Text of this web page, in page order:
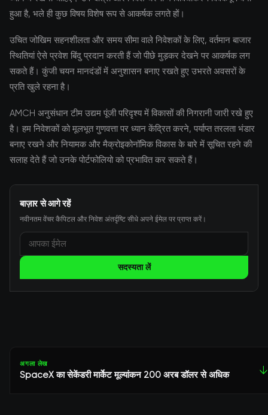
हुआ है, भले ही कुछ विषय विशेष रूप से आकर्षक लगते हों।
उचित जोखिम सहनशीलता और समय सीमा वाले निवेशकों के लिए, वर्तमान बाजार
स्थितियां ऐसे प्रवेश बिंदु प्रदान करती हैं जो पीछे मुड़कर देखने पर आकर्षक लग
सकते हैं। कुंजी चयन मानदंडों में अनुशासन बनाए रखते हुए उभरते अवसरों के
प्रति खुले रहना है।
AMCH अनुसंधान टीम उद्यम पूंजी परिदृश्य में विकासों की निगरानी जारी रखे हुए
है। हम निवेशकों को मूलभूत गुणवत्ता पर ध्यान केंद्रित करने, पर्याप्त तरलता भंडार
बनाए रखने और नियामक और मैक्रोइकोनॉमिक विकास के बारे में सूचित रहने की
सलाह देते हैं जो उनके पोर्टफोलियो को प्रभावित कर सकते हैं।
बाज़ार से आगे रहें
नवीनतम वेंचर कैपिटल और निवेश अंतर्दृष्टि सीधे अपने ईमेल पर प्राप्त करें।
सदस्यता लें
अगला लेख
SpaceX का सेकेंडरी मार्केट मूल्यांकन 200 अरब डॉलर से अधिक ↓